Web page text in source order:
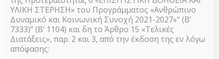
ΥΛΙΚΗ ΣΤΕΡΗΣΗ» του Προγράμματος «Ανθρώπινο
Δυναμικό και Κοινωνική Συνοχή 2021-2027»“ (Β’
7333)” (Β’ 1104) και δη το Άρθρο 15 «Τελικές
Διατάξεις», παρ. 2 και 3, από την έκδοση της εν λόγω
απόφασης: